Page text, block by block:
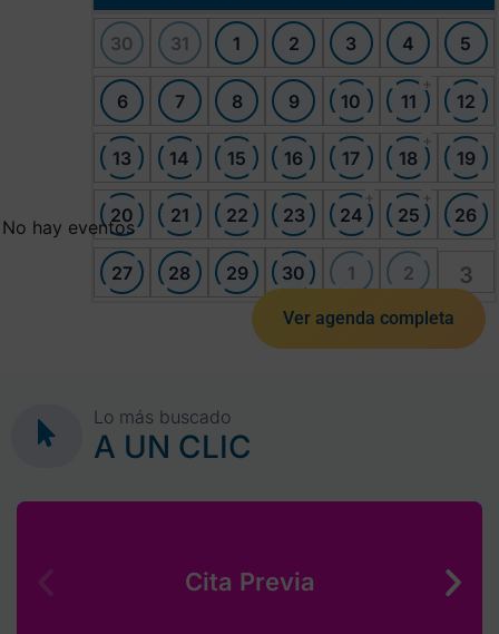
30 31 1 2 3 4 5
6 7 8 9 10 11
+
12
13 14 15 16 17 18
+
19
20 21 22 23 24
+
25
+
26
27 28 29 30 1 2 3
No hay eventos
Ver agenda completa
Lo más buscado
A UN CLIC
Cita Previa